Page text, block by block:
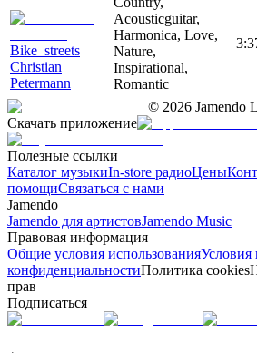
Bike_streets
Christian
Petermann
Acousticguitar,
Harmonica, Love,
Nature,
Inspirational,
Romantic
© 2026 Jamendo
Скачать приложение
Полезные ссылки
Каталог музыкиIn-store радиоЦены
помощиСвязаться с нами
Jamendo
Jamendo для артистовJamendo Music
Правовая информация
Общие условия использованияУсловия
конфиденциальностиПолитика cookies
прав
Подписаться